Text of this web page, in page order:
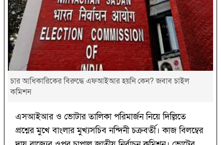
চার আধিকারিকের বিরুদ্ধে এফআইআর হয়নি কেন? জবাব চাইল
কমিশন
এসআইআর ও ভোটার তালিকা পরিমার্জন নিয়ে দিল্লিতে
প্রশ্নের মুখে বাংলার মুখ্যসচিব নন্দিনী চক্রবর্তী। কাজ বিলম্বের